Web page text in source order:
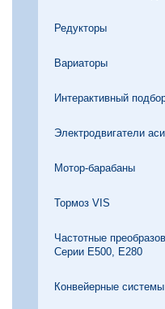
Редукторы
Вариаторы
Интерактивный
Электродвигатели
Мотор-барабаны
Тормоз VIS
Частотные
Серии Е500, Е280
Конвейерные системы